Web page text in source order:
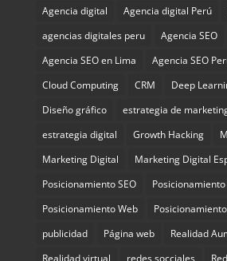
Agencia digital
Agencia digital Perú
agencias digitales peru
Agencia SEO
Agencia SEO en Lima
Agencia SEO
Cloud Computing
CRM Deep
Diseño gráfico
estrategia de
estrategia digital
Growth Hacking
Marketing Digital
Marketing Digital
Posicionamiento SEO
Posicionamiento
Posicionamiento Web
publicidad
Página web
Realidad
Realidad virtual
redes socciales